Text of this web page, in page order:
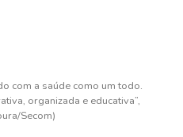
com a saúde como um todo.
organizada e educativa”,
Secom)